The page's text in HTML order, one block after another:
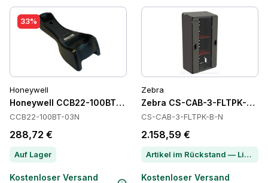
33%
Honeywell
Honeywell CCB22-100BT-03N Power Supply
CCB22-100BT-03N
288,72 €
Auf Lager
Kostenloser Versand
Zebra
Zebra CS-CAB-3-FLTPK-B-N
CS-CAB-3-FLTPK-B-N
2.158,59 €
Artikel im Rückstand — Lieferzeit per Chat erfragen
Kostenloser Versand